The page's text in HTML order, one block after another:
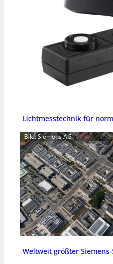
Lichtmesstechnik für
Bild: Siemens AG
Weltweit größter